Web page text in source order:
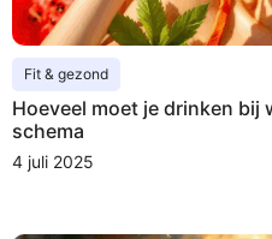
Fit & gezond
Hoeveel moet je drinken bij
schema
4 juli 2025